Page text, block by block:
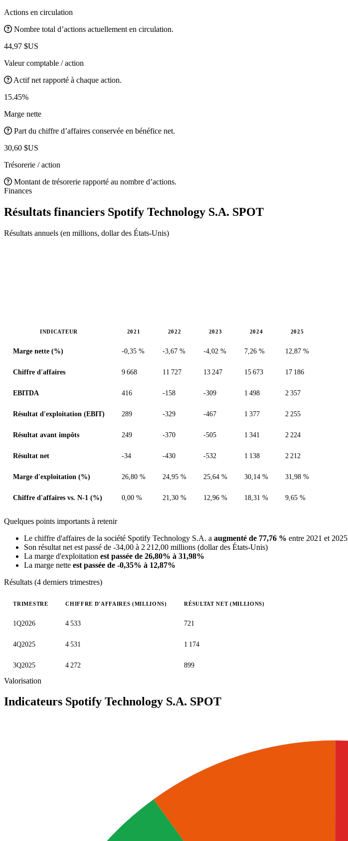
Actions en circulation
Nombre total d’actions actuellement en circulation.
44,97 $US
Valeur comptable / action
Actif net rapporté à chaque action.
15.45%
Marge nette
Part du chiffre d’affaires conservée en bénéfice net.
30,60 $US
Trésorerie / action
Montant de trésorerie rapporté au nombre d’actions.
Finances
Résultats financiers Spotify Technology S.A. SPOT
Résultats annuels (en millions, dollar des États-Unis)
INDICATEUR 2021 2022 2023 2024 2025
Marge nette (%) -0,35 % -3,67 % -4,02 % 7,26 % 12,87 %
Chiffre d'affaires 9 668 11 727 13 247 15 673 17 186
EBITDA 416 -158 -309 1 498 2 357
Résultat d'exploitation (EBIT) 289 -329 -467 1 377 2 255
Résultat avant impôts 249 -370 -505 1 341 2 224
Résultat net -34 -430 -532 1 138 2 212
Marge d'exploitation (%) 26,80 % 24,95 % 25,64 % 30,14 % 31,98 %
Chiffre d'affaires vs. N-1 (%) 0,00 % 21,30 % 12,96 % 18,31 % 9,65 %
Quelques points importants à retenir
Le chiffre d'affaires de la société Spotify Technology S.A. a augmenté de 77,76 % entre 2021 et 2025
Son résultat net est passé de -34,00 à 2 212,00 millions (dollar des États-Unis)
La marge d'exploitation est passée de 26,80% à 31,98%
La marge nette est passée de -0,35% à 12,87%
Résultats (4 derniers trimestres)
TRIMESTRE CHIFFRE D'AFFAIRES (MILLIONS) RÉSULTAT NET (MILLIONS)
1Q2026 4 533 721
4Q2025 4 531 1 174
3Q2025 4 272 899
Valorisation
Indicateurs Spotify Technology S.A. SPOT